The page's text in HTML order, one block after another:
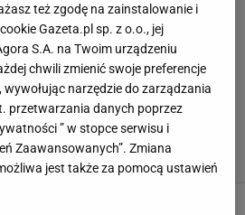
też zgodę na zainstalowanie i
Gazeta.pl sp. z o.o., jej
S.A. na Twoim urządzeniu
chwili zmienić swoje preferencje
narzędzie do zarządzania
przetwarzania danych poprzez
” w stopce serwisu i
Zaawansowanych”. Zmiana
jest także za pomocą ustawień